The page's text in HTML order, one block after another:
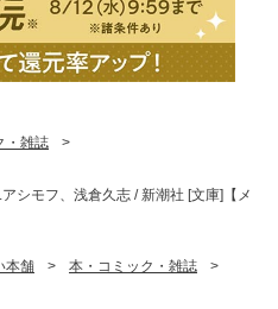
・雑誌
>
シモフ、浅倉久志 / 新潮社 [文庫]【メ
本舗 > 本・コミック・雑誌
>